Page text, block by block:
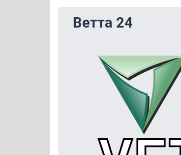
Ветта 24